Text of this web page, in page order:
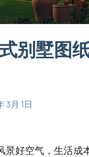
别墅图
3月 1日
景好空气，生活成